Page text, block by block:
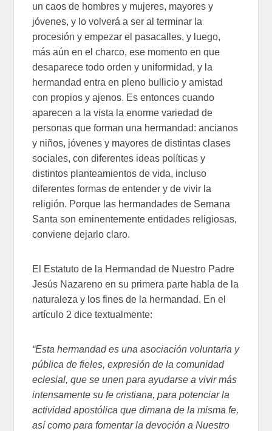
un caos de hombres y mujeres, mayores y
jóvenes, y lo volverá a ser al terminar la
procesión y empezar el pasacalles, y luego,
más aún en el charco, ese momento en que
desaparece todo orden y uniformidad, y la
hermandad entra en pleno bullicio y amistad
con propios y ajenos. Es entonces cuando
aparecen a la vista la enorme variedad de
personas que forman una hermandad: ancianos
y niños, jóvenes y mayores de distintas clases
sociales, con diferentes ideas políticas y
distintos planteamientos de vida, incluso
diferentes formas de entender y de vivir la
religión. Porque las hermandades de Semana
Santa son eminentemente entidades religiosas,
conviene dejarlo claro.
El Estatuto de la Hermandad de Nuestro Padre
Jesús Nazareno en su primera parte habla de la
naturaleza y los fines de la hermandad. En el
artículo 2 dice textualmente:
“Esta hermandad es una asociación voluntaria y
pública de fieles, expresión de la comunidad
eclesial, que se unen para ayudarse a vivir más
intensamente su fe cristiana, para potenciar la
actividad apostólica que dimana de la misma fe,
así como para fomentar la devoción a Nuestro